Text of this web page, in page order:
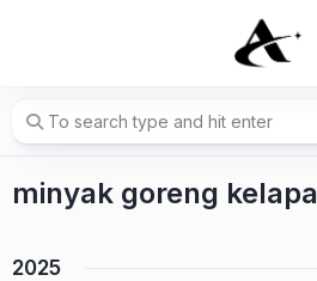
minyak goreng kelapa
2025